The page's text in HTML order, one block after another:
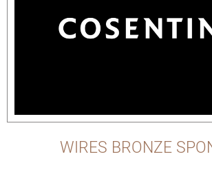
WIRES BRONZE